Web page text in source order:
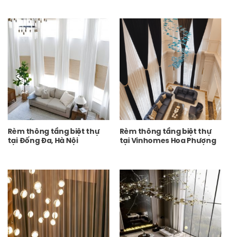
Rèm thông tầng biệt thự
tại Đống Đa, Hà Nội
Rèm thông tầng biệt thự
tại Vinhomes Hoa Phượng